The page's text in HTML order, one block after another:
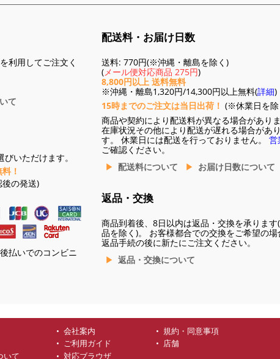
利用してご注文く
て
いただけます。
！
の発送)
払いでのコンビニ
配送料・お届け日数
送料: 770円(※沖縄・離島を除く)
(メール便対応商品 275円)
8,800円以上 送料無料
※沖縄・離島1,320円/14,300円以上無料(詳細)
15時までのご注文は当日出荷！ (※休業日を除
商品や契約により配送料が異なる場合がありま
在庫状況その他により配送が遅れる場合があ
す。 休業日には配送を行っておりません。 営
ご確認ください。
配送料について
お届け日数について
返品・交換
商品到着後、8日以内は返品・交換を承ります
品を除く)。 お客様都合での交換をご希望の場
返品手続の後に新たにご注文ください。
返品・交換について
会社案内
規約・同意事項
ご利用ガイド
店舗
いて
対応ブラウザ